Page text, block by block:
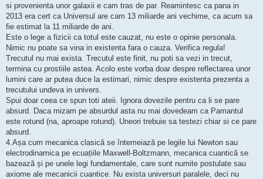
si provenienta unor galaxii e cam tras de par. Reamintesc ca pana in
2013 era cert ca Universul are cam 13 miliarde ani vechime, ca acum sa
fie estimat la 11 miliarde de ani.
Este o lege a fizicii ca totul este cauzat, nu este o opinie personala.
Nimic nu poate sa vina in existenta fara o cauza. Verifica regula!
Trecutul nu mai exista. Trecutul este finit, nu poti sa vezi in trecut,
termina cu prostiile astea. Acolo este vorba doar despre reflectarea unor
lumini care ar putea duce la estimari, nimic despre existenta prezenta a
trecutului undeva in univers.
Spui doar ceea ce spun toti ateii. Ignora dovezile pentru ca li se pare
absurd. Daca mizam pe absurdul asta nu mai dovedeam ca Pamantul
este rotund (na, aproape rotund). Uneori trebuie sa testezi chiar si ce pare
absurd.
4.Așa cum mecanica clasică se întemeiază pe legile lui Newton sau
electrodinamica pe ecuațiile Maxwell-Boltzmann, mecanica cuantică se
bazează și pe unele legi fundamentale, care sunt numite postulate sau
axiome ale mecanicii cuantice. Nu exista universuri paralele, deci nu